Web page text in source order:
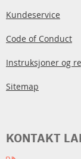
Kundeservice
Code of Conduct
Instruksjoner og
Sitemap
KONTAKT